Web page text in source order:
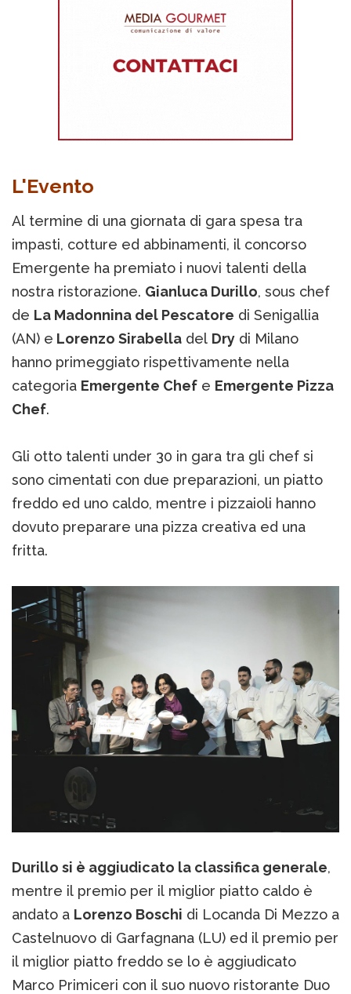
L'Evento
Al termine di una giornata di gara spesa tra
impasti, cotture ed abbinamenti, il concorso
Emergente ha premiato i nuovi talenti della
nostra ristorazione. Gianluca Durillo, sous chef
de La Madonnina del Pescatore di Senigallia
(AN) e Lorenzo Sirabella del Dry di Milano
hanno primeggiato rispettivamente nella
categoria Emergente Chef e Emergente Pizza
Chef.
Gli otto talenti under 30 in gara tra gli chef si
sono cimentati con due preparazioni, un piatto
freddo ed uno caldo, mentre i pizzaioli hanno
dovuto preparare una pizza creativa ed una
fritta.
Durillo si è aggiudicato la classifica generale,
mentre il premio per il miglior piatto caldo è
andato a Lorenzo Boschi di Locanda Di Mezzo a
Castelnuovo di Garfagnana (LU) ed il premio per
il miglior piatto freddo se lo è aggiudicato
Marco Primiceri con il suo nuovo ristorante Duo